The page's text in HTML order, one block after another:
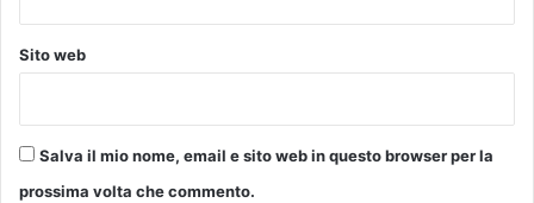
Sito web
Salva il mio nome, email e sito web in questo browser per la
prossima volta che commento.